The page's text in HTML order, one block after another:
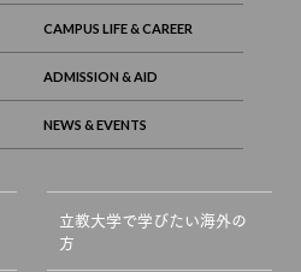
立教大学で学びたい海外の
方